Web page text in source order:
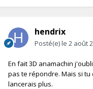
hendrix
Posté(e)le 2 août
En fait 3D anamachin
pas te répondre. Mais si
lancerais plus.